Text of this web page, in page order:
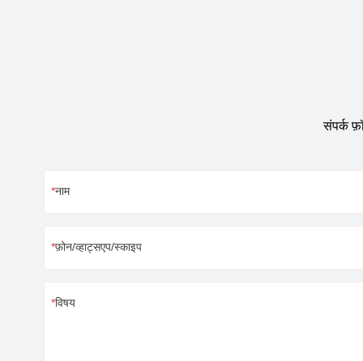
संपर्क
नाम
फ़ोन/व्हाट्सएप/स्काइप
विषय